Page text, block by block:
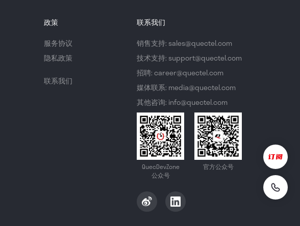
政策
服务协议
隐私政策
联系我们
联系我们
销售支持: sales@quectel.com
技术支持: support@quectel.com
招聘: career@quectel.com
媒体联系: media@quectel.com
其他咨询: info@quectel.com
QuecDevZone
公众号
官方公众号